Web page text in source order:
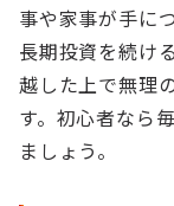
事や家事が手に
長期投資を続け
越した上で無理
す。初心者なら
ましょう。